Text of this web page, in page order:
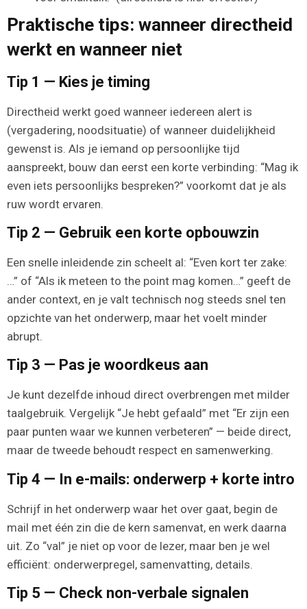
Praktische tips: wanneer directheid
werkt en wanneer niet
Tip 1 — Kies je timing
Directheid werkt goed wanneer iedereen alert is
(vergadering, noodsituatie) of wanneer duidelijkheid
gewenst is. Als je iemand op persoonlijke tijd
aanspreekt, bouw dan eerst een korte verbinding: “Mag ik
even iets persoonlijks bespreken?” voorkomt dat je als
ruw wordt ervaren.
Tip 2 — Gebruik een korte opbouwzin
Een snelle inleidende zin scheelt al: “Even kort ter zake:
…” of “Als ik meteen to the point mag komen…” geeft de
ander context, en je valt technisch nog steeds snel ten
opzichte van het onderwerp, maar het voelt minder
abrupt.
Tip 3 — Pas je woordkeus aan
Je kunt dezelfde inhoud direct overbrengen met milder
taalgebruik. Vergelijk “Je hebt gefaald” met “Er zijn een
paar punten waar we kunnen verbeteren” — beide direct,
maar de tweede behoudt respect en samenwerking.
Tip 4 — In e-mails: onderwerp + korte intro
Schrijf in het onderwerp waar het over gaat, begin de
mail met één zin die de kern samenvat, en werk daarna
uit. Zo “val” je niet op voor de lezer, maar ben je wel
efficiënt: onderwerpregel, samenvatting, details.
Tip 5 — Check non-verbale signalen